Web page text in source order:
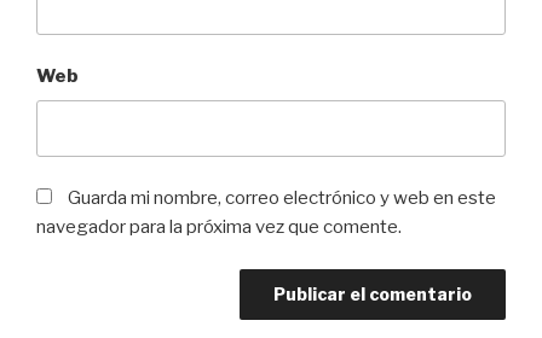
Web
Guarda mi nombre, correo electrónico y web en este
navegador para la próxima vez que comente.